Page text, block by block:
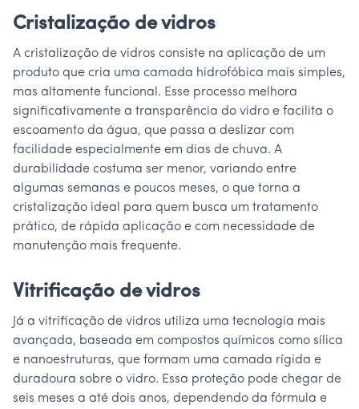
Cristalização de vidros
A cristalização de vidros consiste na aplicação de um
produto que cria uma camada hidrofóbica mais simples,
mas altamente funcional. Esse processo melhora
significativamente a transparência do vidro e facilita o
escoamento da água, que passa a deslizar com
facilidade especialmente em dias de chuva. A
durabilidade costuma ser menor, variando entre
algumas semanas e poucos meses, o que torna a
cristalização ideal para quem busca um tratamento
prático, de rápida aplicação e com necessidade de
manutenção mais frequente.
Vitrificação de vidros
Já a vitrificação de vidros utiliza uma tecnologia mais
avançada, baseada em compostos químicos como sílica
e nanoestruturas, que formam uma camada rígida e
duradoura sobre o vidro. Essa proteção pode chegar de
seis meses a até dois anos, dependendo da fórmula e